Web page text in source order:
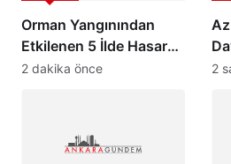
Orman Yangınından
Etkilenen 5 İlde Hasar
Tespit Çalışmaları
2 dakika önce 2